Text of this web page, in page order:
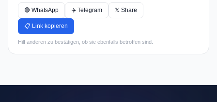
🟢 WhatsApp ✈️ Telegram 𝕏 Share
📋 Link kopieren
Hilf anderen zu bestätigen, ob sie ebenfalls betroffen sind.